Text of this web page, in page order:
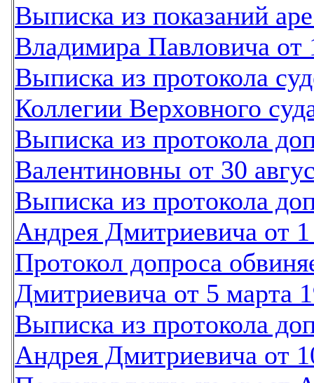
Выписка из показаний
Владимира Павловича от
Выписка из протокола
Коллегии Верховного
Выписка из протокола
Валентиновны от 30
Выписка из протокола
Андрея Дмитриевича от 1
Протокол допроса
Дмитриевича от 5 марта
Выписка из протокола
Андрея Дмитриевича от